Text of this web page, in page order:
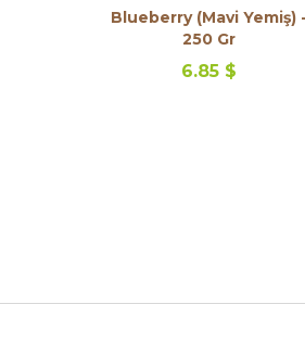
Blueberry (Mavi Yemiş) -
250 Gr
6.85 $